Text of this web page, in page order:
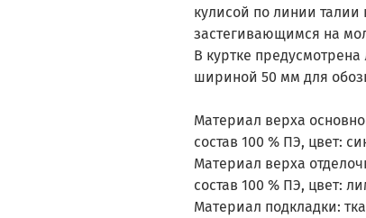
кулисой по линии
застегивающимся на
В куртке
шириной 50 мм для
Материал верха
состав 100 % ПЭ, цвет:
Материал верха
состав 100 % ПЭ, цвет:
Материал подкладки: